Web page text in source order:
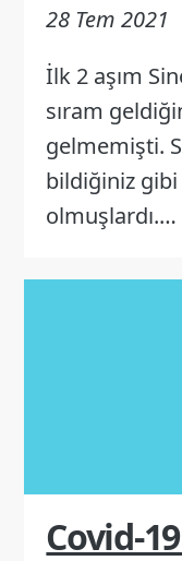
28 Tem 2021
İlk 2 aşım
sıram
gelmemişti.
bildiğiniz gibi
olmuşlardı.…
Covid-